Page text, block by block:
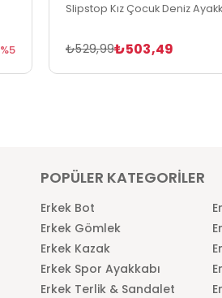
%5
Slipstop Kız Çocuk Deniz
₺503,49
₺529,99
POPÜLER KATEGORİLER
Erkek Bot
Erkek Gömlek
Erkek Kazak
Erkek Spor Ayakkabı
Erkek Terlik & Sandalet